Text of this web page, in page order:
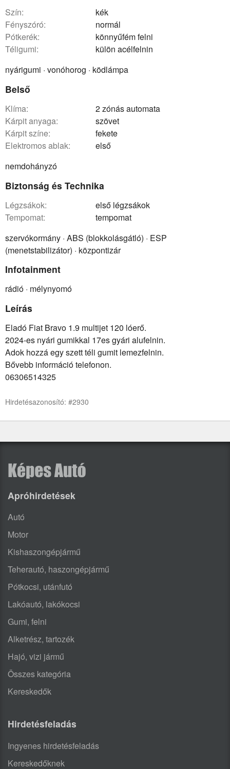
szín:
kék
fényszóró:
normál
pótkerék:
könnyűfém felni
téligumi:
külön acélfelnin
nyárigumi · vonóhorog · ködlámpa
Belső
klíma:
2 zónás automata
kárpit anyaga:
szövet
kárpit színe:
fekete
elektromos ablak:
első
nemdohányzó
Biztonság és Technika
légzsákok:
első légzsákok
tempomat:
tempomat
szervókormány · ABS (blokkolásgátló) · ESP
(menetstabilizátor) · központizár
Infotainment
rádió · mélynyomó
Leírás
Eladó Fiat Bravo 1.9 multijet 120 lóerő.
2024-es nyári gumikkal 17es gyári alufelnin.
Adok hozzá egy szett téli gumit lemezfelnin.
Bővebb információ telefonon.
06306514325
Hirdetésazonosító: #2930
Apróhirdetések
Autó
Motor
Kishaszongépjármű
Teherautó, haszongépjármű
Pótkocsi, utánfutó
Lakóautó, lakókocsi
Gumi, felni
Alketrész, tartozék
Hajó, vizi jármű
Összes kategória
Kereskedők
Hirdetésfeladás
Ingyenes hirdetésfeladás
Kereskedőknek